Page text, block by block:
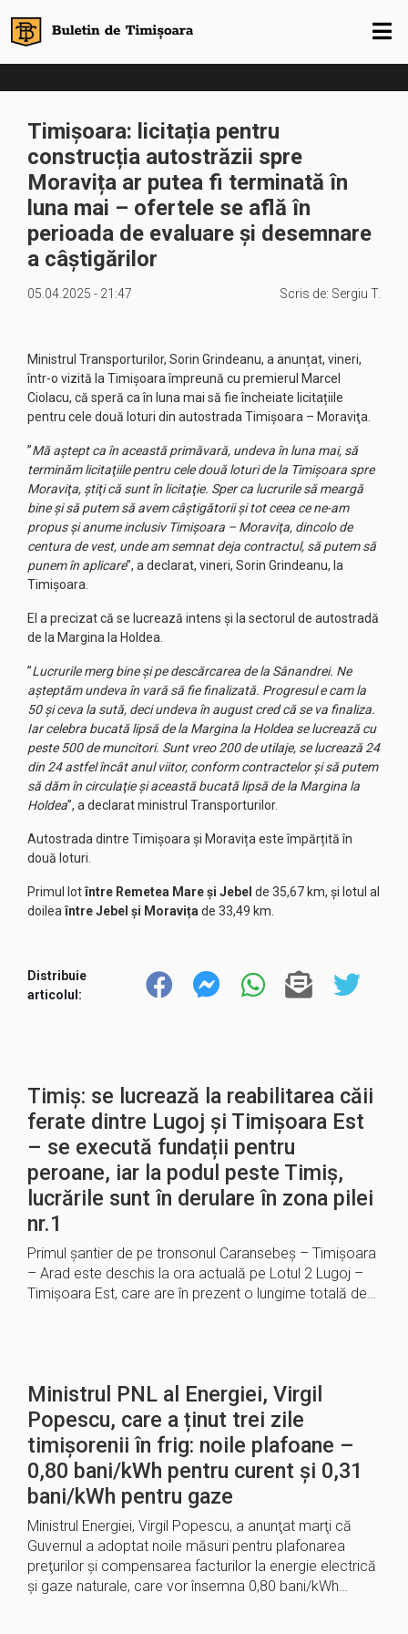
Timișoara: licitația pentru
construcția autostrăzii spre
Moravița ar putea fi terminată în
luna mai – ofertele se află în
perioada de evaluare și desemnare
a câștigărilor
05.04.2025 - 21:47 Scris de: Sergiu T.
Ministrul Transporturilor, Sorin Grindeanu, a anunțat, vineri,
într-o vizită la Timișoara împreună cu premierul Marcel
Ciolacu, că speră ca în luna mai să fie încheiate licitațiile
pentru cele două loturi din autostrada Timişoara – Moraviţa.
”Mă aştept ca în această primăvară, undeva în luna mai, să
terminăm licitaţiile pentru cele două loturi de la Timişoara spre
Moraviţa, ştiţi că sunt în licitaţie. Sper ca lucrurile să meargă
bine şi să putem să avem câştigătorii şi tot ceea ce ne-am
propus şi anume inclusiv Timişoara – Moraviţa, dincolo de
centura de vest, unde am semnat deja contractul, să putem să
punem în aplicare”, a declarat, vineri, Sorin Grindeanu, la
Timişoara.
El a precizat că se lucrează intens şi la sectorul de autostradă
de la Margina la Holdea.
”Lucrurile merg bine şi pe descărcarea de la Sânandrei. Ne
aşteptăm undeva în vară să fie finalizată. Progresul e cam la
50 şi ceva la sută, deci undeva în august cred că se va finaliza.
Iar celebra bucată lipsă de la Margina la Holdea se lucrează cu
peste 500 de muncitori. Sunt vreo 200 de utilaje, se lucrează 24
din 24 astfel încât anul viitor, conform contractelor şi să putem
să dăm în circulaţie şi această bucată lipsă de la Margina la
Holdea”, a declarat ministrul Transporturilor.
Autostrada dintre Timișoara și Moravița este împărțită în
două loturi.
Primul lotîntre Remetea Mare și Jebel de 35,67 km, și lotul al
doileaîntre Jebel și Moravița de 33,49 km.
Distribuie
articolul:
Timiș: se lucrează la reabilitarea căii
ferate dintre Lugoj și Timișoara Est
– se execută fundații pentru
peroane, iar la podul peste Timiș,
lucrările sunt în derulare în zona pilei
nr.1
Primul șantier de pe tronsonul Caransebeș – Timișoara
– Arad este deschis la ora actuală pe Lotul 2 Lugoj –
Timișoara Est, care are în prezent o lungime totală de…
Ministrul PNL al Energiei, Virgil
Popescu, care a ținut trei zile
timișorenii în frig: noile plafoane –
0,80 bani/kWh pentru curent şi 0,31
bani/kWh pentru gaze
Ministrul Energiei, Virgil Popescu, a anunţat marţi că
Guvernul a adoptat noile măsuri pentru plafonarea
preţurilor şi compensarea facturilor la energie electrică
şi gaze naturale, care vor însemna 0,80 bani/kWh…